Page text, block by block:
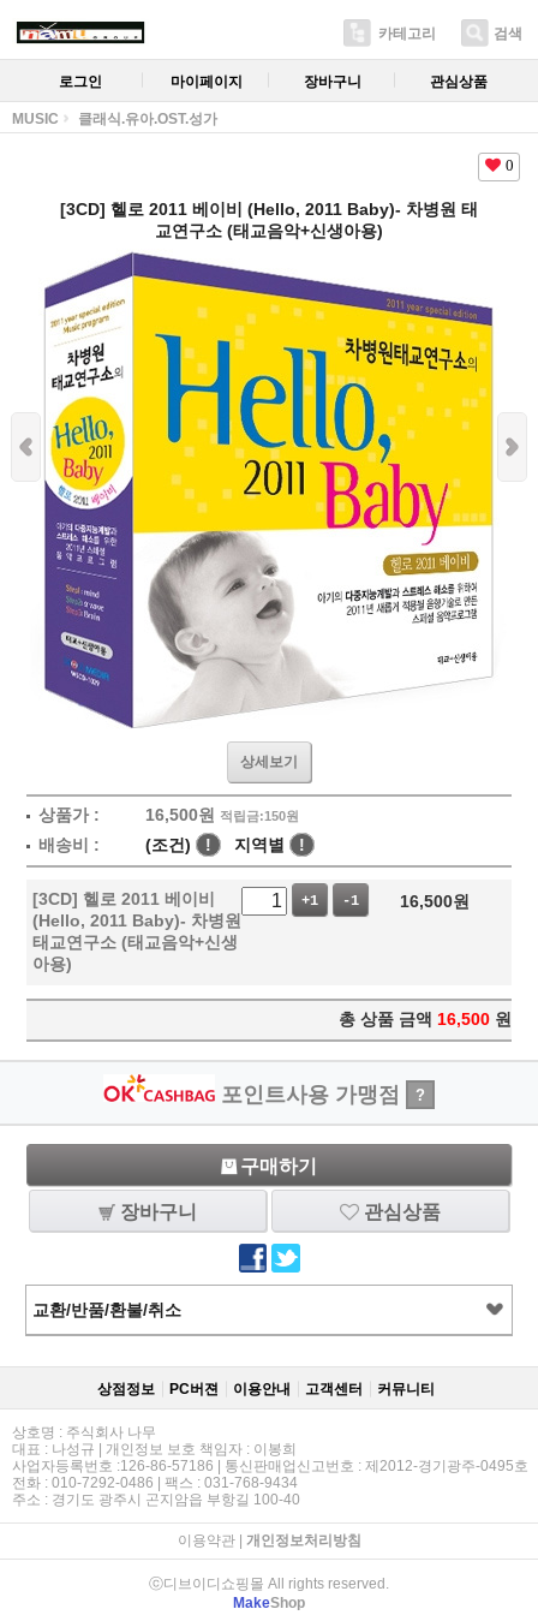
카테고리 검색
로그인 마이페이지 장바구니 관심상품
MUSIC 클래식.유아.OST.성가
0
[3CD] 헬로 2011 베이비 (Hello, 2011 Baby)- 차병원 태
교연구소 (태교음악+신생아용)
상세보기
상품가 : 16,500원 적립금:150원
배송비 : (조건) ! 지역별 !
[3CD] 헬로 2011 베이비
(Hello, 2011 Baby)- 차병원
태교연구소 (태교음악+신생
아용)
+1 -1 16,500원
총 상품 금액 16,500 원
포인트사용 가맹점 ?
구매하기
장바구니 관심상품
교환/반품/환불/취소
상점정보 PC버젼 이용안내 고객센터 커뮤니티
상호명 : 주식회사 나무
대표 : 나성규 | 개인정보 보호 책임자 : 이봉희
사업자등록번호 :126-86-57186 | 통신판매업신고번호 : 제2012-경기광주-0495호
전화 : 010-7292-0486 | 팩스 : 031-768-9434
주소 : 경기도 광주시 곤지암읍 부항길 100-40
이용약관| 개인정보처리방침
ⓒ디브이디쇼핑몰 All rights reserved.
MakeShop